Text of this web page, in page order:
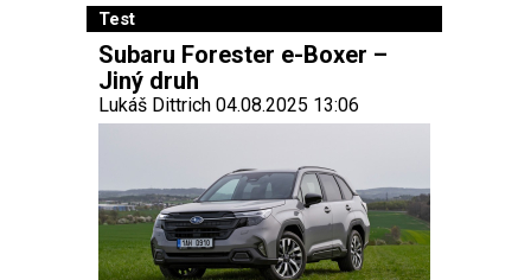
Test
Subaru Forester e-Boxer –
Jiný druh
Lukáš Dittrich 04.08.2025 13:06